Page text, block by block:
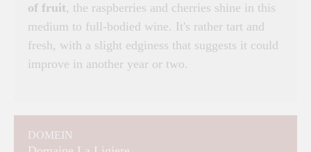
of fruit, the raspberries and cherries shine in this
medium to full-bodied wine. It's rather tart and
fresh, with a slight edginess that suggests it could
improve in another year or two.
DOMEIN